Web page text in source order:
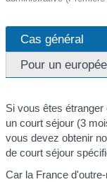
Cas général
Pour un
Si vous êtes
un court séjour (3
vous devez obtenir
de court séjour
Car la France